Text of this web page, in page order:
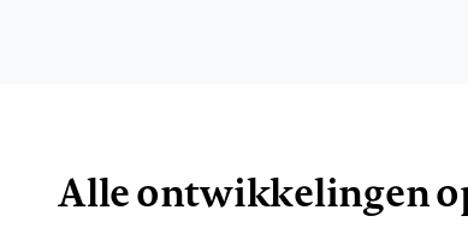
Alle ontwikkelingen